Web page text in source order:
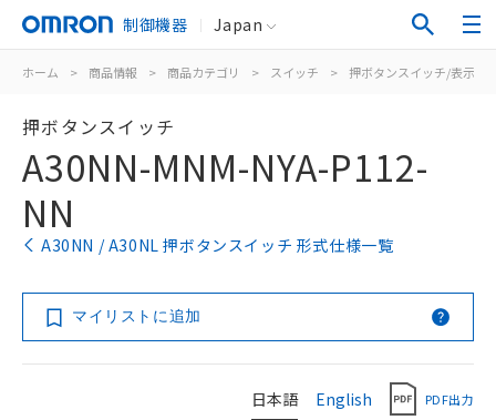
制御機器 Japan
ホーム > 商品情報 > 商品カテゴリ > スイッチ > 押ボタンスイッチ/表示灯
押ボタンスイッチ
A30NN-MNM-NYA-P112-
NN
A30NN / A30NL 押ボタンスイッチ 形式仕様一覧
マイリストに追加
日本語 English PDF出力